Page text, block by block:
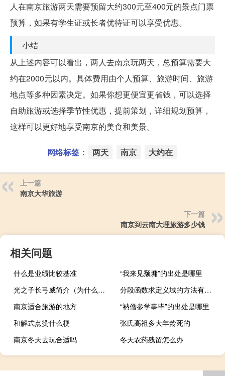
人在南京旅游两天需要预留大约300元至400元的景点门票
预算，如果有学生证或长者优待证可以享受优惠。
小结
从上述内容可以看出，两人去南京玩两天，总预算需要大
约在2000元以内。具体费用由个人预算、旅游时间、旅游
地点等多种因素决定。如果你想更便宜更省钱，可以选择
自助旅游或选择季节性优惠，提前策划，详细规划预算，
这样可以更好地享受南京的美食和美景。
网络标签： 两天 南京 大约在
上一篇
南京大华旅游
下一篇
南京到云南大理旅游多少钱
相关问题
什么是业绩比较基准
“我来见颓墉”的出处是哪里
光之子长弓威简介（为什么光之子长弓威有两个老婆）
分段函数求定义域的方法有哪些
南京适合旅游的地方
“衲僧参学事毕”的出处是哪里
和解式点赞什么梗
张氏高祖多大年龄死的
南京冬天去玩合适吗
冬天农药残留怎么办